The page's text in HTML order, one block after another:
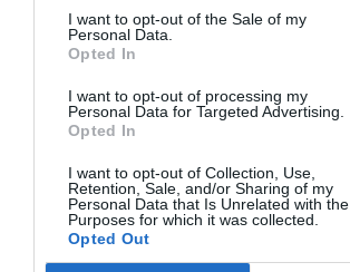
I want to opt-out of the Sale of my
Personal Data.
Opted In
I want to opt-out of processing my
Personal Data for Targeted Advertising.
Opted In
I want to opt-out of Collection, Use,
Retention, Sale, and/or Sharing of my
Personal Data that Is Unrelated with the
Purposes for which it was collected.
Opted Out